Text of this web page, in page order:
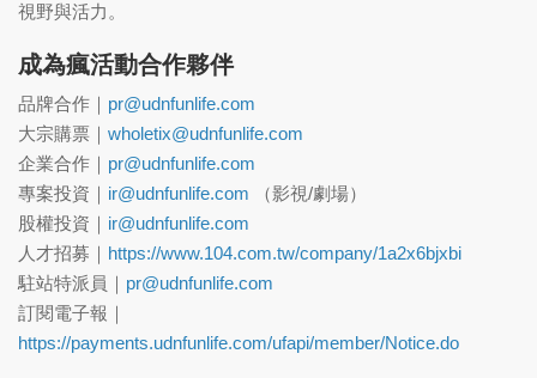
視野與活力。
成為瘋活動合作夥伴
品牌合作｜ pr@udnfunlife.com
大宗購票｜ wholetix@udnfunlife.com
企業合作｜ pr@udnfunlife.com
專案投資｜ ir@udnfunlife.com （影視/劇場）
股權投資｜ ir@udnfunlife.com
人才招募｜ https://www.104.com.tw/company/1a2x6bjxbi
駐站特派員｜ pr@udnfunlife.com
訂閱電子報｜
https://payments.udnfunlife.com/ufapi/member/Notice.do